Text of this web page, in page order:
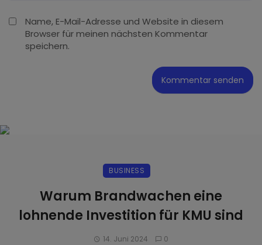
Name, E-Mail-Adresse und Website in diesem
Browser für meinen nächsten Kommentar
speichern.
BUSINESS
Warum Brandwachen eine
lohnende Investition für KMU sind
14. Juni 2024 0